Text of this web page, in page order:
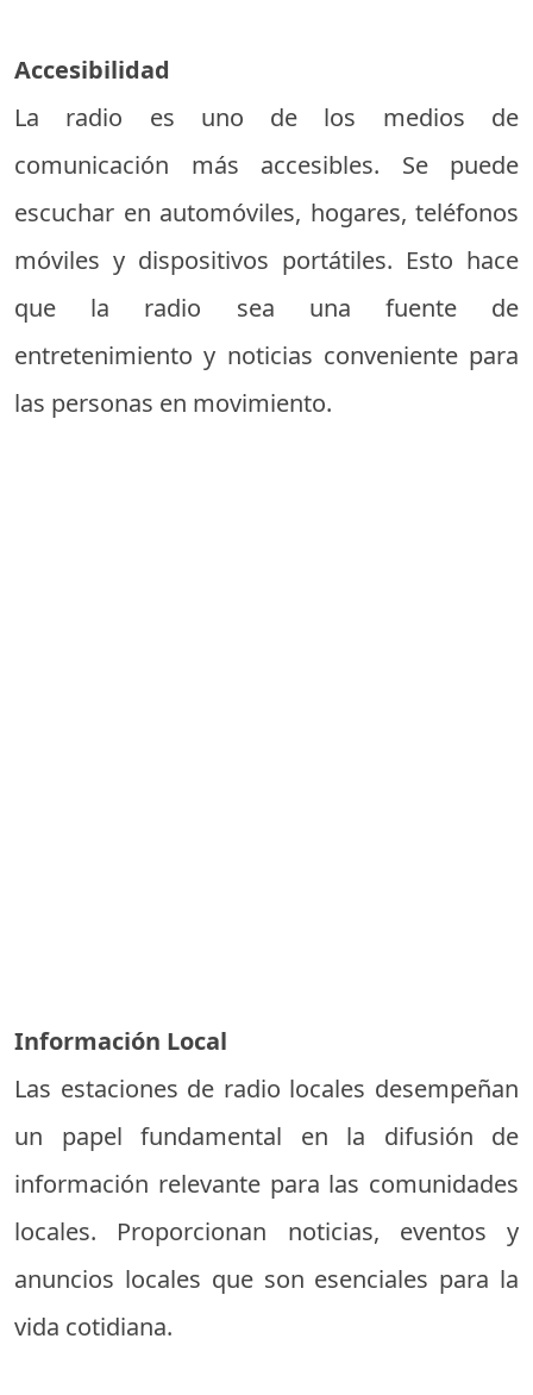
Accesibilidad
La radio es uno de los medios de
comunicación más accesibles. Se puede
escuchar en automóviles, hogares, teléfonos
móviles y dispositivos portátiles. Esto hace
que la radio sea una fuente de
entretenimiento y noticias conveniente para
las personas en movimiento.
Información Local
Las estaciones de radio locales desempeñan
un papel fundamental en la difusión de
información relevante para las comunidades
locales. Proporcionan noticias, eventos y
anuncios locales que son esenciales para la
vida cotidiana.